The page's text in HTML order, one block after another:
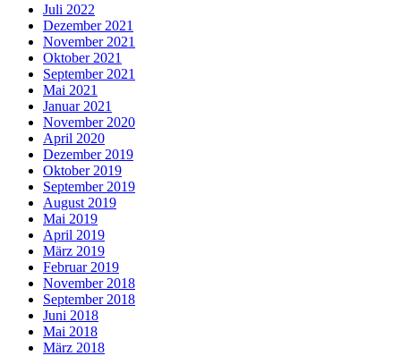
Juli 2022
Dezember 2021
November 2021
Oktober 2021
September 2021
Mai 2021
Januar 2021
November 2020
April 2020
Dezember 2019
Oktober 2019
September 2019
August 2019
Mai 2019
April 2019
März 2019
Februar 2019
November 2018
September 2018
Juni 2018
Mai 2018
März 2018